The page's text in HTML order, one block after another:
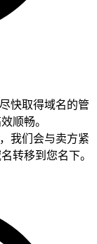
快取得域名的管
顺畅。
我们会与卖方紧
转移到您名下。